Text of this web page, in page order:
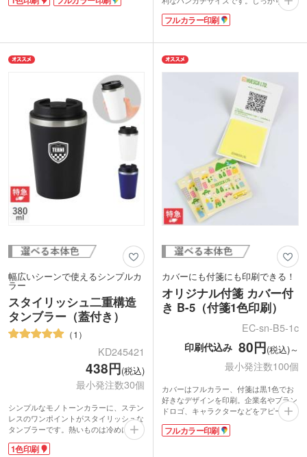
パクトに折り畳めるのもうれしいポイン
トです。
男女問わずお使いいただける色展開で
す。セレクトショップやアパレルなどの
周年記念やキャンペーンにいかがでしょ
うか。
のある特厚タイプで、表面はなめらかさ
が特徴のラビットタッチ、裏面は吸水性
表示価格は印刷代込みの格安価格！フル
カラーのデザインも1色のデザインも同
価格でご案内。1枚からご注文いただけ
ます。使い勝手の良いサイズはイベント
のオリジナルグッズ作成等に人気。細か
なデザインが表現可能なので、集合写真
を印刷した卒業記念品にもおすすめで
フルカラー印刷
幅広いシーンで使えるシンプルカ
ラー
スタイリッシュ二重構造
タンブラー（蓋付き）
1
KD245421
438円(税込)
最小発注数30個
シンプルなモノトーンカラーに、ステン
レスのワンポイントがスタイリッシュな
タンブラーです。熱いものは冷めにく
く、冷たいものは結露しにくい二重構造
になっています。開け閉めラクラクなフ
1色印刷
カバーにも付箋にも印刷できる！
オリジナル付箋 カバー付
き B-5（付箋1色印刷）
EC-sn-B5-1c
印刷代込み 80円(税込)～
最小発注数100個
カバーはフルカラー、付箋は黒1色でお
好きなデザインを印刷。企業名やブラン
ドロゴ、キャラクターなどをアピールで
きるので、販促効果抜群なノベルティが
制作できます。カバーの内側や裏面にも
フルカラー印刷